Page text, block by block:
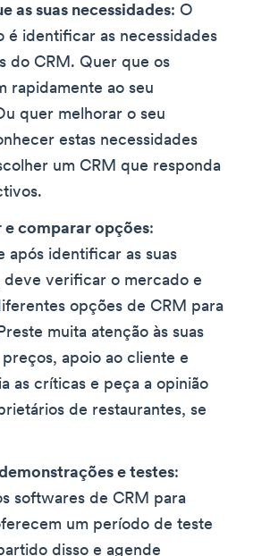
as suas necessidades: O
é identificar as necessidades
do CRM. Quer que os
rapidamente ao seu
quer melhorar o seu
estas necessidades
um CRM que responda
e comparar opções:
após identificar as suas
deve verificar o mercado e
opções de CRM para
muita atenção às suas
apoio ao cliente e
as críticas e peça a opinião
de restaurantes, se
e testes:
softwares de CRM para
um período de teste
disso e agende